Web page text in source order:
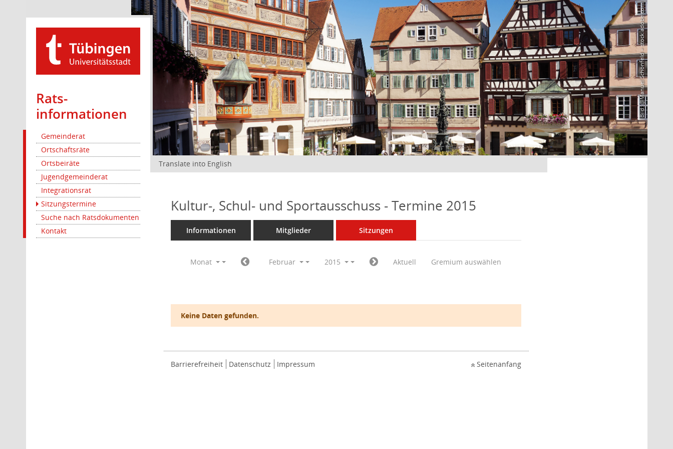
Rats­
informationen
Gemeinderat
Ortschaftsräte
Ortsbeiräte
Jugendgemeinderat
Integrationsrat
Sitzungstermine
Suche nach Ratsdokumenten
Kontakt
Bild: @Manuel Schönfeld – stock.adobe.com
Translate into English
Kultur-, Schul- und Sportausschuss - Termine 2015
Informationen Mitglieder Sitzungen
Monat Februar 2015 Aktuell Gremium auswählen
Keine Daten gefunden.
Barrierefreiheit Datenschutz Impressum Seitenanfang